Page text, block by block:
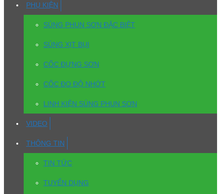
PHỤ KIỆN
SÚNG PHUN SƠN ĐẶC BIỆT
SÚNG XỊT BỤI
CỐC ĐỰNG SƠN
CỐC ĐO ĐỘ NHỚT
LINH KIỆN SÚNG PHUN SƠN
VIDEO
THÔNG TIN
TIN TỨC
TUYỂN DỤNG